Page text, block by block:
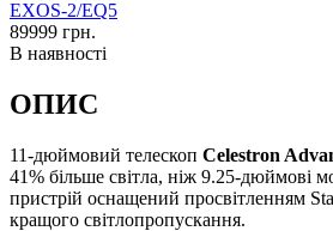
89999 грн.
В наявності
ОПИС
11-дюймовий телескоп Celestron
41% більше світла, ніж 9.25-дюймові
пристрій оснащений просвітленням
кращого світлопропускання.